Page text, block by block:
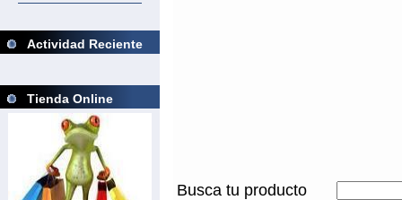
Actividad Reciente
Tienda Online
Busca tu producto